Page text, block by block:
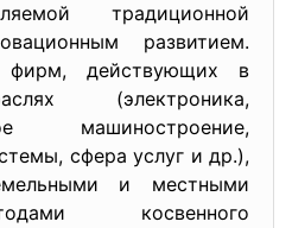
традиционной
развитием.
фирм, действующих в
(электроника,
машиностроение,
сфера услуг и др.),
и местными
косвенного